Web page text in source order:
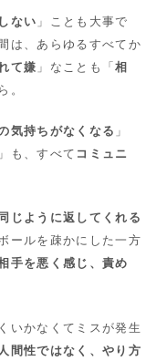
ない 」ことも大事で
は、あらゆるすべてか
て嫌 」なことも「相
。
気持ちがなくなる 」
」も、すべて コミュニ
じように返してくれる
ールを疎かにした一方
手を悪く感じ、責め
いかなくてミスが発生
間性ではなく、やり方